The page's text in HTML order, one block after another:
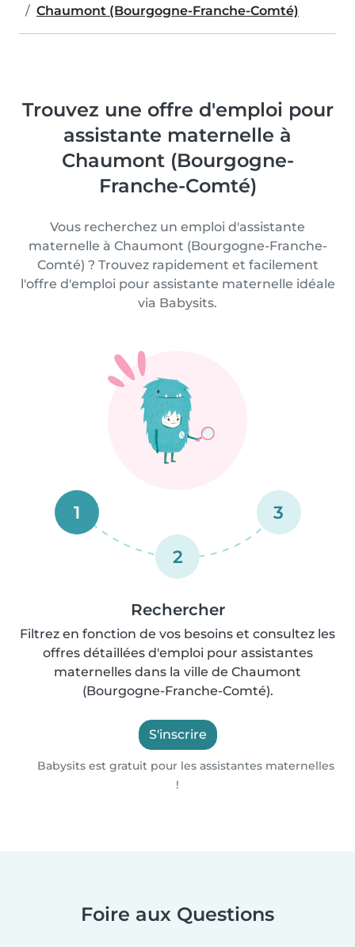
Chaumont (Bourgogne-Franche-Comté)
Trouvez une offre d'emploi pour
assistante maternelle à
Chaumont (Bourgogne-
Franche-Comté)
Vous recherchez un emploi d'assistante
maternelle à Chaumont (Bourgogne-Franche-
Comté) ? Trouvez rapidement et facilement
l'offre d'emploi pour assistante maternelle idéale
via Babysits.
1
2
3
Rechercher
Filtrez en fonction de vos besoins et consultez les
offres détaillées d'emploi pour assistantes
maternelles dans la ville de Chaumont
(Bourgogne-Franche-Comté).
S'inscrire
Babysits est gratuit pour les assistantes maternelles
!
Foire aux Questions